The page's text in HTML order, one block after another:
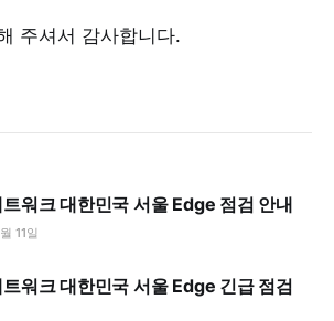
주셔서 감사합니다.
워크 대한민국 서울 Edge 점검 안내
11일
워크 대한민국 서울 Edge 긴급 점검